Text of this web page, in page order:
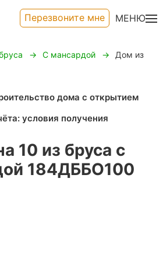
Перезвоните мне МЕНЮ
С мансардой
Дом из
10 из бруса с
184ДББО100